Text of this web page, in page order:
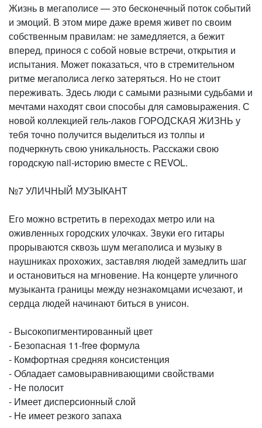
Жизнь в мегаполисе — это бесконечный поток событий
и эмоций. В этом мире даже время живет по своим
собственным правилам: не замедляется, а бежит
вперед, принося с собой новые встречи, открытия и
испытания. Может показаться, что в стремительном
ритме мегаполиса легко затеряться. Но не стоит
переживать. Здесь люди с самыми разными судьбами и
мечтами находят свои способы для самовыражения. С
новой коллекцией гель-лаков ГОРОДСКАЯ ЖИЗНЬ у
тебя точно получится выделиться из толпы и
подчеркнуть свою уникальность. Расскажи свою
городскую nail-историю вместе с REVOL.
№7 УЛИЧНЫЙ МУЗЫКАНТ
Его можно встретить в переходах метро или на
оживленных городских улочках. Звуки его гитары
прорываются сквозь шум мегаполиса и музыку в
наушниках прохожих, заставляя людей замедлить шаг
и остановиться на мгновение. На концерте уличного
музыканта границы между незнакомцами исчезают, и
сердца людей начинают биться в унисон.
- Высокопигментированный цвет
- Безопасная 11-free формула
- Комфортная средняя консистенция
- Обладает самовыравнивающими свойствами
- Не полосит
- Имеет дисперсионный слой
- Не имеет резкого запаха